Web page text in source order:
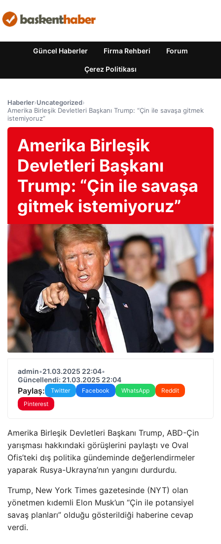
Güncel Haberler Firma Rehberi Forum
Çerez Politikası
Haberler›Uncategorized›
Amerika Birleşik Devletleri Başkanı Trump: “Çin ile savaşa gitmek
istemiyoruz”
Amerika Birleşik
Devletleri Başkanı
Trump: “Çin ile savaşa
gitmek istemiyoruz”
admin•21.03.2025 22:04•
Güncellendi: 21.03.2025 22:04
Paylaş: Twitter Facebook WhatsApp
Reddit
Pinterest
Amerika Birleşik Devletleri Başkanı Trump, ABD-Çin
yarışması hakkındaki görüşlerini paylaştı ve Oval
Ofis’teki dış politika gündeminde değerlendirmeler
yaparak Rusya-Ukrayna’nın yangını durdurdu.
Trump, New York Times gazetesinde (NYT) olan
yönetmen kıdemli Elon Musk’un “Çin ile potansiyel
savaş planları” olduğu gösterildiği haberine cevap
verdi.